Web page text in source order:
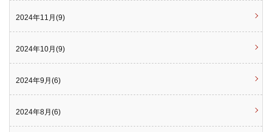
2024年11月(9)
2024年10月(9)
2024年9月(6)
2024年8月(6)